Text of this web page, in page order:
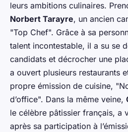
leurs ambitions culinaires.
Norbert Tarayre, un ancien
"Top Chef". Grâce à sa
talent incontestable, il a su se
candidats et décrocher une
a ouvert plusieurs restaurants
propre émission de cuisine,
d’office". Dans la même veine,
le célèbre pâtissier français, a
après sa participation à